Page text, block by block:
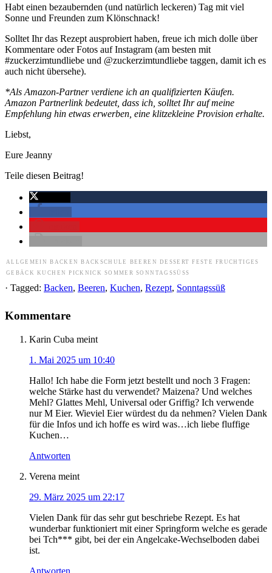
Habt einen bezaubernden (und natürlich leckeren) Tag mit viel
Sonne und Freunden zum Klönschnack!
Solltet Ihr das Rezept ausprobiert haben, freue ich mich dolle über
Kommentare oder Fotos auf Instagram (am besten mit
#zuckerzimtundliebe und @zuckerzimtundliebe taggen, damit ich es
auch nicht übersehe).
*Als Amazon-Partner verdiene ich an qualifizierten Käufen.
Amazon Partnerlink bedeutet, dass ich, solltet Ihr auf meine
Empfehlung hin etwas erwerben, eine klitzekleine Provision erhalte.
Liebst,
Eure Jeanny
Teile diesen Beitrag!
ALLGEMEIN BACKEN BACKSCHULE BEEREN DESSERT FESTE
FRUCHTIGES
GEBÄCK
KUCHEN PICKNICK SOMMER SONNTAGSSÜSS
· Tagged: Backen, Beeren, Kuchen, Rezept, Sonntagssüß
Kommentare
Karin Cuba meint
1. Mai 2025 um 10:40
Hallo! Ich habe die Form jetzt bestellt und noch 3 Fragen:
welche Stärke hast du verwendet? Maizena? Und welches
Mehl? Glattes Mehl, Universal oder Griffig? Ich verwende
nur M Eier. Wieviel Eier würdest du da nehmen? Vielen Dank
für die Infos und ich hoffe es wird was…ich liebe fluffige
Kuchen…
Antworten
Verena meint
29. März 2025 um 22:17
Vielen Dank für das sehr gut beschriebe Rezept. Es hat
wunderbar funktioniert mit einer Springform welche es gerade
bei Tch*** gibt, bei der ein Angelcake-Wechselboden dabei
ist.
Antworten